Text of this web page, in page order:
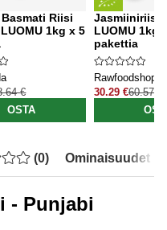
Riisi
1kg x 5
€
OSTA
Jasmiiniriisi
LUOMU 1kg
pakettia
Rawfoodshop
30.29 €60.57 €
(0) Ominaisuudet
- Punjabi